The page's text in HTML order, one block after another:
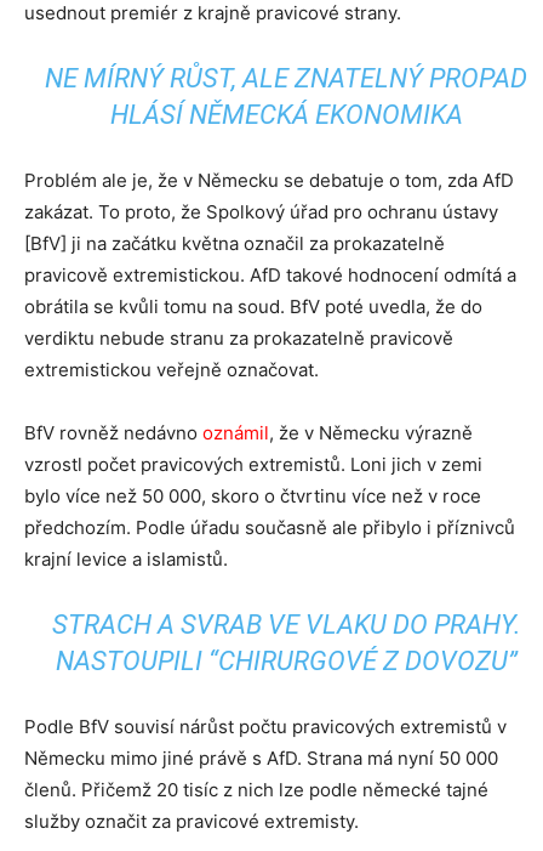
usednout premiér z krajně pravicové strany.
NE MÍRNÝ RŮST, ALE ZNATELNÝ PROPAD
HLÁSÍ NĚMECKÁ EKONOMIKA
Problém ale je, že v Německu se debatuje o tom, zda AfD
zakázat. To proto, že Spolkový úřad pro ochranu ústavy
[BfV] ji na začátku května označil za prokazatelně
pravicově extremistickou. AfD takové hodnocení odmítá a
obrátila se kvůli tomu na soud. BfV poté uvedla, že do
verdiktu nebude stranu za prokazatelně pravicově
extremistickou veřejně označovat.
BfV rovněž nedávno oznámil, že v Německu výrazně
vzrostl počet pravicových extremistů. Loni jich v zemi
bylo více než 50 000, skoro o čtvrtinu více než v roce
předchozím. Podle úřadu současně ale přibylo i příznivců
krajní levice a islamistů.
STRACH A SVRAB VE VLAKU DO PRAHY.
NASTOUPILI “CHIRURGOVÉ Z DOVOZU”
Podle BfV souvisí nárůst počtu pravicových extremistů v
Německu mimo jiné právě s AfD. Strana má nyní 50 000
členů. Přičemž 20 tisíc z nich lze podle německé tajné
služby označit za pravicové extremisty.